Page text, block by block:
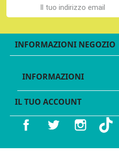
INFORMAZIONI NEGOZIO
INFORMAZIONI
IL TUO ACCOUNT
Facebook Twitter Instagram